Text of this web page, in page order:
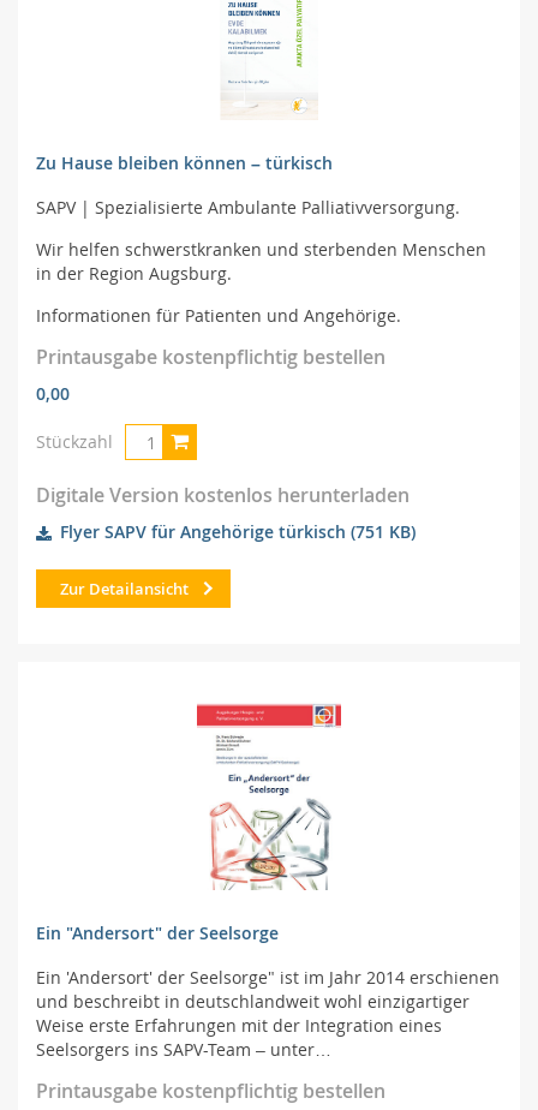
Zu Hause bleiben können – türkisch
SAPV | Spezialisierte Ambulante Palliativversorgung.
Wir helfen schwerstkranken und sterbenden Menschen
in der Region Augsburg.
Informationen für Patienten und Angehörige.
Printausgabe kostenpflichtig bestellen
0,00
Stückzahl
Digitale Version kostenlos herunterladen
Flyer SAPV für Angehörige türkisch (751 KB)
Zur Detailansicht
Ein "Andersort" der Seelsorge
Ein 'Andersort' der Seelsorge" ist im Jahr 2014 erschienen
und beschreibt in deutschlandweit wohl einzigartiger
Weise erste Erfahrungen mit der Integration eines
Seelsorgers ins SAPV-Team – unter…
Printausgabe kostenpflichtig bestellen